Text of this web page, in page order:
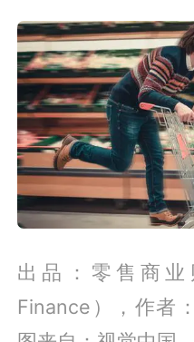
出品：零售商业
Finance），作者